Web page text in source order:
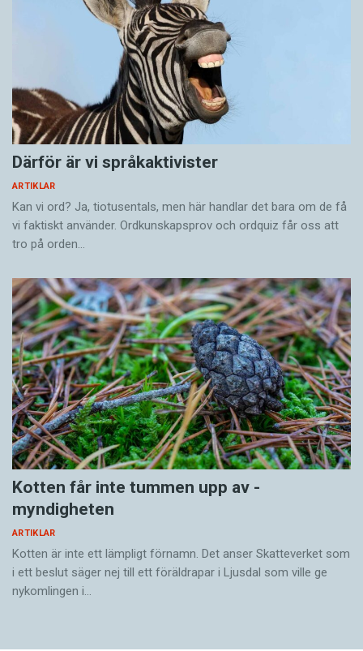
någonting att ta hand om och värna. Vi har ett
jättefint och vackert språk. Inte så stort, men
Fakta om Louise Boije af Gennäs
Yrke:Författare.
Aktuell:Med sista delen av motståndstrilogin:
Verkanseld(Bookmark Förlag 2019).
Familj:Maken Carl-Erik Lagercrantz, barnen Carl-
Axel, 18, och Elsa, 16.
Tre tips vid skrivkramp:
Låt det flöda! Du kan skriva om!
Var snäll mot dig själv, du duger!
Lita på processen: den har ett eget liv!
Därför är vi språkaktivister
ARTIKLAR
Kan vi ord? Ja, tiotusentals, men här handlar det bara om de få
vi faktiskt använder. Ordkunskapsprov och ordquiz får oss att
tro på orden…
Kotten får inte tummen upp av ­
myndigheten
ARTIKLAR
Kotten är inte ett lämpligt förnamn. Det anser Skatte­verket som
i ett beslut säger nej till ett föräldra­par i Ljusdal som ville ge
nykomlingen i…